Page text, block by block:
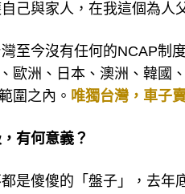
己與家人，在我這個為人
至今沒有任何的NCAP制
歐洲、日本、澳洲、韓國
圍之內。 唯獨台灣，車子
有何意義？
是傻傻的「盤子」，去年